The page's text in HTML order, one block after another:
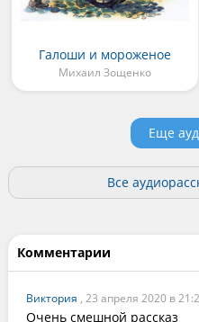
Галоши и мороженое
Михаил Зощенко
Еще
Все
Комментарии
Виктория , 23 апреля 2020 в
Очень смешной рассказ